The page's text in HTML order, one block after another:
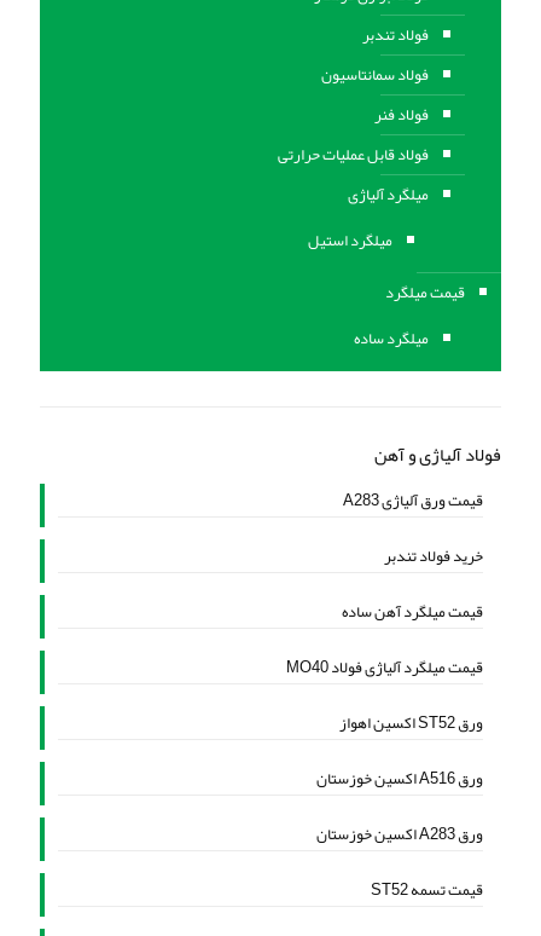
فولاد تندبر
فولاد سمانتاسیون
فولاد فنر
فولاد قابل عملیات حرارتی
ميلگرد آلیاژی
میلگرد استیل
قیمت میلگرد
میلگرد ساده
فولاد آلیاژی و آهن
قیمت ورق آلیاژی A283
خرید فولاد تندبر
قیمت میلگرد آهن ساده
قیمت میلگرد آلیاژی فولاد MO40
ورق ST52 اکسین اهواز
ورق A516 اکسین خوزستان
ورق A283 اکسین خوزستان
قیمت تسمه ST52